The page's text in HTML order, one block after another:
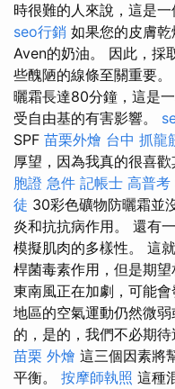
時很難的人來說，這是一
seo行銷 如果您的皮膚
Aven的奶油。 因此，採
些醜陋的線條至關重要。
曬霜長達80分鐘，這是
受自由基的有害影響。
SPF 苗栗外燴 台中 抓龍
厚望，因為我真的很喜
胞證 急件 記帳士 高普考
徒 30彩色礦物防曬霜並
炎和抗抗病作用。 還有
模擬肌肉的多樣性。 這
桿菌毒素作用，但是期
東南風正在加劇，可能
地區的空氣運動仍然微弱
的，是的，我們不必期待
苗栗 外燴 這三個因素將
平衡。 按摩師執照 這種